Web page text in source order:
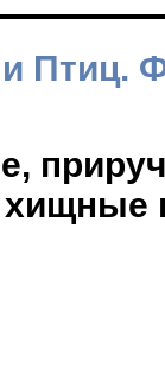
Птиц.